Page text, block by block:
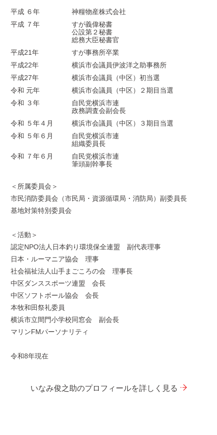
平成 ６年
神糧物産株式会社
平成 ７年
すが義偉秘書
公設第２秘書
総務大臣秘書官
平成21年
すが事務所卒業
平成22年
横浜市会議員伊波洋之助事務所
平成27年
横浜市会議員（中区）初当選
令和 元年
横浜市会議員（中区）２期目当選
令和 ３年
自民党横浜市連
政務調査会副会長
令和 ５年４月
横浜市会議員（中区）３期目当選
令和 ５年６月
自民党横浜市連
組織委員長
令和 ７年６月
自民党横浜市連
筆頭副幹事長
＜所属委員会＞
市民消防委員会（市民局・資源循環局・消防局）副委員長
基地対策特別委員会
＜活動＞
認定NPO法人日本釣り環境保全連盟 副代表理事
日本・ルーマニア協会 理事
社会福祉法人山手まごころの会 理事長
中区ダンススポーツ連盟 会長
中区ソフトボール協会 会長
本牧和田祭礼委員
横浜市立間門小学校同窓会 副会長
マリンFMパーソナリティ
令和8年現在
いなみ俊之助のプロフィールを詳しく見る